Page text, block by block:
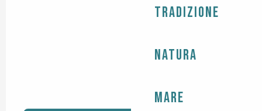
Tradizione
Natura
Mare